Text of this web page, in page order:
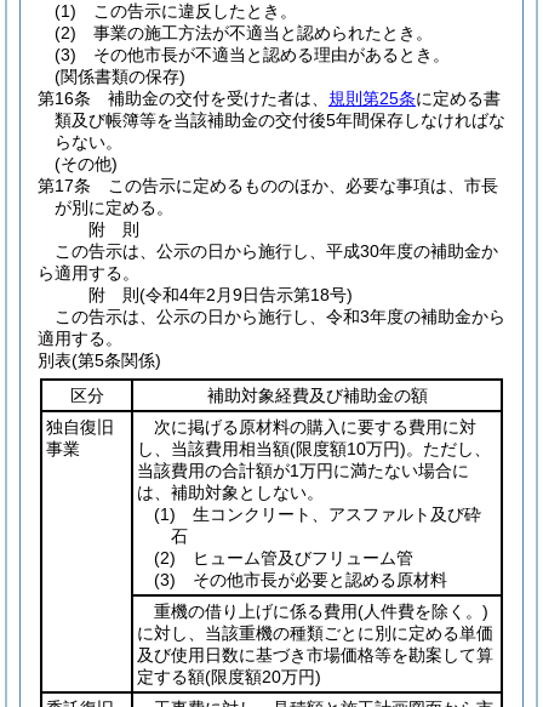
(1)
この告示に違反したとき。
(2)
事業の施工方法が不適当と認められたとき。
(3)
その他市長が不適当と認める理由があるとき。
(関係書類の保存)
第16条
補助金の交付を受けた者は、 規則第25条に定める書
類及び帳簿等を当該補助金の交付後5年間保存しなければな
らない。
(その他)
第17条
この告示に定めるもののほか、必要な事項は、市長
が別に定める。
附 則
この告示は、公示の日から施行し、平成30年度の補助金か
ら適用する。
附 則(令和4年2月9日告示第18号)
この告示は、公示の日から施行し、令和3年度の補助金から
適用する。
別表(第5条関係)
区分
補助対象経費及び補助金の額
独自復旧
事業
次に掲げる原材料の購入に要する費用に対
し、当該費用相当額(限度額10万円)。ただし、
当該費用の合計額が1万円に満たない場合に
は、補助対象としない。
(1) 生コンクリート、アスファルト及び砕
石
(2) ヒューム管及びフリューム管
(3) その他市長が必要と認める原材料
重機の借り上げに係る費用(人件費を除く。)
に対し、当該重機の種類ごとに別に定める単価
及び使用日数に基づき市場価格等を勘案して算
定する額(限度額20万円)